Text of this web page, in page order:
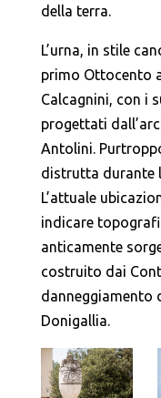
della terra.
L’urna, in stile
primo Ottocento
Calcagnini, con i
progettati
Antolini.
distrutta durante
L’attuale
indicare
anticamente
costruito dai
danneggiamento
Donigallia.